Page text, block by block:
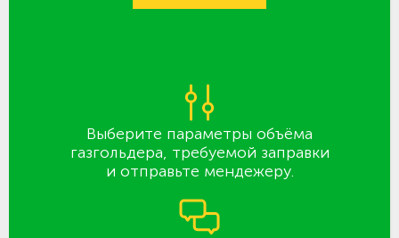
Выберите параметры объёма
газгольдера, требуемой заправки
и отправьте мендежеру.